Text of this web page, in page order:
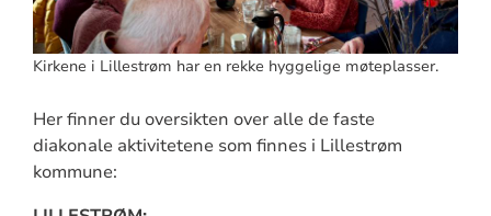
Kirkene i Lillestrøm har en rekke hyggelige møteplasser.
Her finner du oversikten over alle de faste
diakonale aktivitetene som finnes i Lillestrøm
kommune: